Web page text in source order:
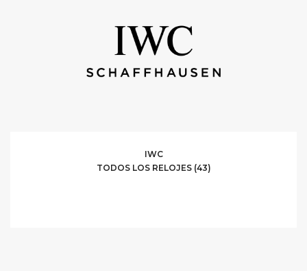
IWC
TODOS LOS RELOJES (43)